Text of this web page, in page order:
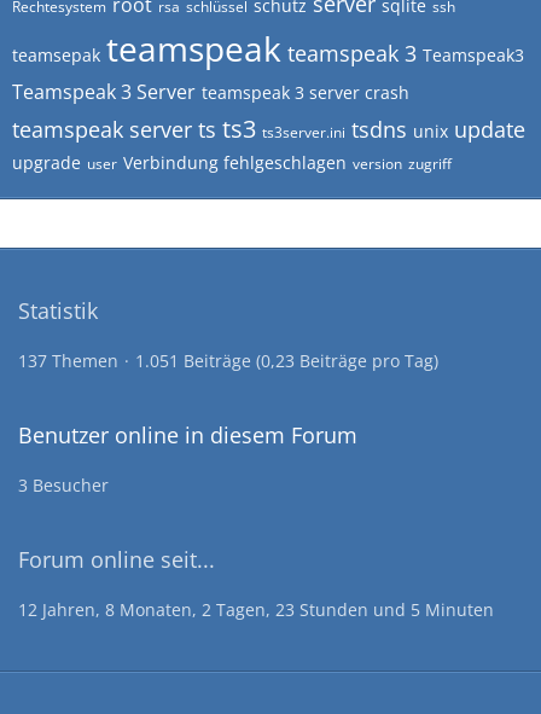
Rechtesystem rsa schlüssel schutz sqlite ssh
teamsepak teamspeak teamspeak 3 Teamspeak3
Teamspeak 3 Server teamspeak 3 server crash
teamspeak server ts ts3 ts3server.ini tsdns unix update
upgrade user Verbindung fehlgeschlagen version zugriff
Statistik
137 Themen 1.051 Beiträge (0,23 Beiträge pro Tag)
Benutzer online in diesem Forum
3 Besucher
Forum online seit...
12 Jahren, 8 Monaten, 2 Tagen, 23 Stunden und 5 Minuten